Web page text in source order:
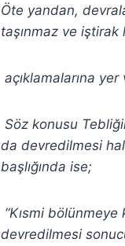
Öte yandan,
taşınmaz ve iştirak
açıklamalarına
Söz konusu
da devredilmesi
başlığında ise;
“Kısmi
devredilmesi